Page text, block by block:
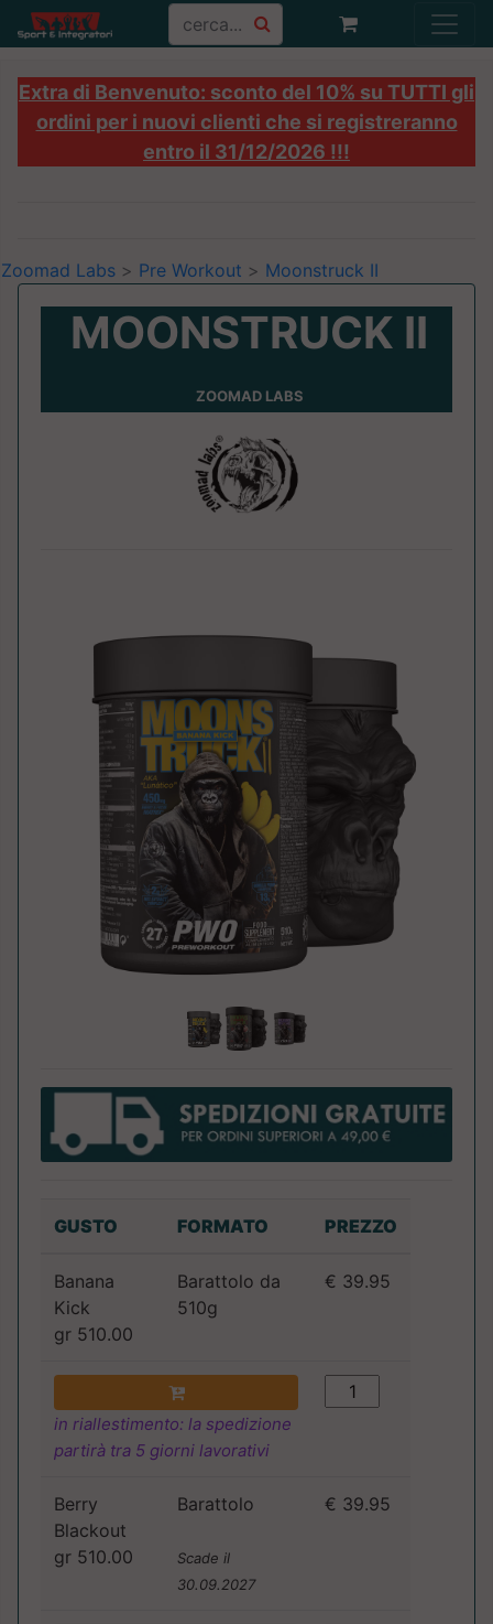
Extra di Benvenuto: sconto del 10% su TUTTI gli
ordini per i nuovi clienti che si registreranno
entro il 31/12/2026 !!!
Zoomad Labs > Pre Workout > Moonstruck II
MOONSTRUCK II
ZOOMAD LABS
GUSTO FORMATO PREZZO
Banana
Kick
gr 510.00
Barattolo da
510g
€ 39.95
in riallestimento: la spedizione
partirà tra 5 giorni lavorativi
Berry
Blackout
gr 510.00
Barattolo
Scade il
30.09.2027
€ 39.95